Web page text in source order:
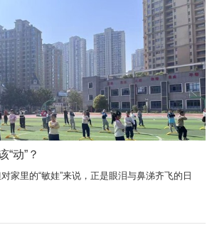
“动”？
家里的“敏娃”来说，正是眼泪与鼻涕齐飞的日